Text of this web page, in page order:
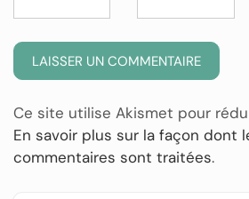
Ce site utilise Akismet pour
En savoir plus sur la façon dont
commentaires sont traitées.